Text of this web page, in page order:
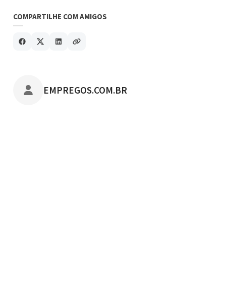
COMPARTILHE COM AMIGOS
POSTADO POR
EMPREGOS.COM.BR